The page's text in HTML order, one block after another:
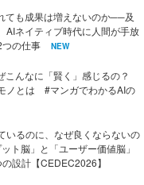
ても成果は増えないのか──及
AIネイティブ時代に人間が手放
の仕事
NEW
こんなに「賢く」感じるの？
ノとは #マンガでわかるAIの
いるのに、なぜ良くならないの
ト脳」と「ユーザー価値脳」
設計【CEDEC2026】